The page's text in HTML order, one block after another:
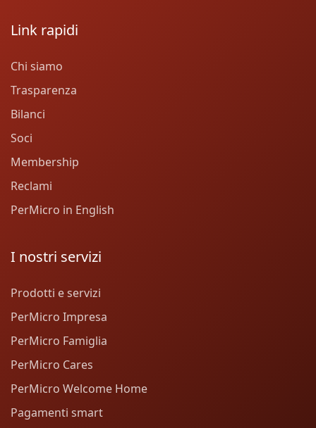
Link rapidi
Chi siamo
Trasparenza
Bilanci
Soci
Membership
Reclami
PerMicro in English
I nostri servizi
Prodotti e servizi
PerMicro Impresa
PerMicro Famiglia
PerMicro Cares
PerMicro Welcome Home
Pagamenti smart